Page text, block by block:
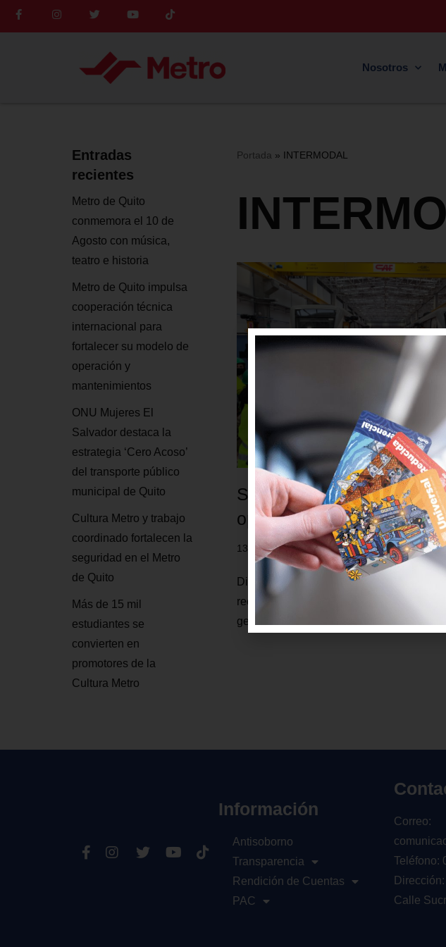
Nosotros
Entradas
recientes
Metro de Quito
conmemora el 10 de
Agosto con música,
teatro e historia
Metro de Quito impulsa
cooperación técnica
internacional para
fortalecer su modelo de
operación y
mantenimientos
ONU Mujeres El
Salvador destaca la
estrategia ‘Cero Acoso’
del transporte público
municipal de Quito
Cultura Metro y trabajo
coordinado fortalecen la
seguridad en el Metro
de Quito
Más de 15 mil
estudiantes se
convierten en
promotores de la
Cultura Metro
Portada » INTERMODAL
Sector transportista
operación del Metro de
13 mayo, 2022
Directivos del transporte pesado,
recorrieron instalaciones del Metro de
gerente general.
Información
Antisoborno
Transparencia
Rendición de Cuentas
PAC
Correo:
Teléfono:
Calle